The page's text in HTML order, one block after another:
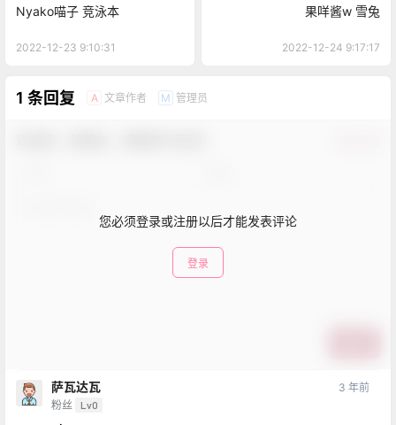
Nyako喵子 竞泳本
2022-12-23 9:10:31
果咩酱w 雪兔
2022-12-24 9:17:17
1 条回复 A 文章作者 M 管理员
您必须登录或注册以后才能发表评论
登录
萨瓦达瓦
粉丝 Lv0
3 年前